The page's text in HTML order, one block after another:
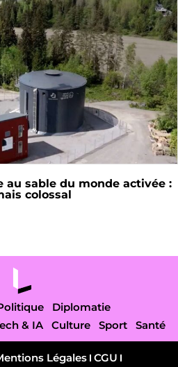
au sable du monde activée :
colossal
Diplomatie
& IA Culture Sport Santé
Légales CGU